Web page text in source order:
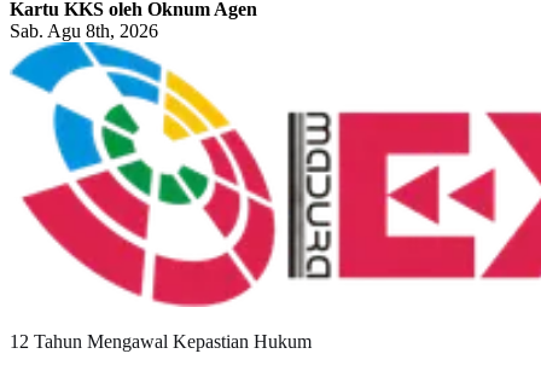
Kartu KKS oleh Oknum Agen
Sab. Agu 8th, 2026
12 Tahun Mengawal Kepastian Hukum